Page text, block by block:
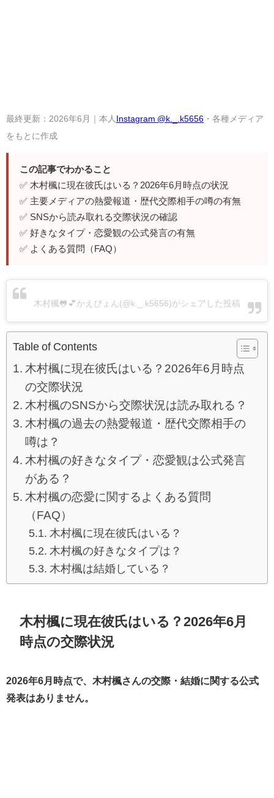
最終更新：2026年6月｜本人 Instagram @k._.k5656 ・各種メディア
をもとに作成
この記事でわかること
✅ 木村楓に現在彼氏はいる？2026年6月時点の状況
✅ 主要メディアの熱愛報道・歴代交際相手の噂の有無
✅ SNSから読み取れる交際状況の確認
✅ 好きなタイプ・恋愛観の公式発言の有無
✅ よくある質問（FAQ）
木村楓🐸💕かえぴょん(@k._.k5656)がシェアした投稿
Table of Contents
木村楓に現在彼氏はいる？2026年6月時点
の交際状況
木村楓のSNSから交際状況は読み取れる？
木村楓の過去の熱愛報道・歴代交際相手の
噂は？
木村楓の好きなタイプ・恋愛観は公式発言
がある？
木村楓の恋愛に関するよくある質問
（FAQ）
木村楓に現在彼氏はいる？
木村楓の好きなタイプは？
木村楓は結婚している？
木村楓に現在彼氏はいる？2026年6月
時点の交際状況
2026年6月時点で、木村楓さんの交際・結婚に関する公式
発表はありません。